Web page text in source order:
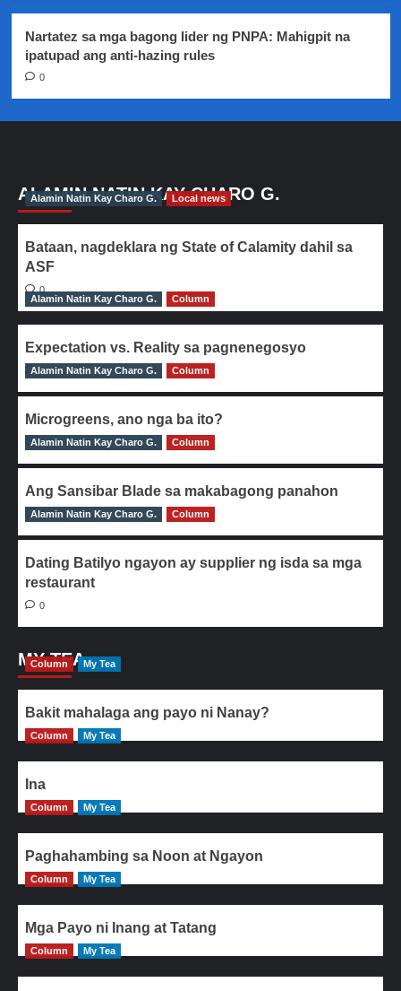
Nartatez sa mga bagong lider ng PNPA: Mahigpit na
ipatupad ang anti-hazing rules
0
ALAMIN NATIN KAY CHARO G.
Alamin Natin Kay Charo G. Local news
Bataan, nagdeklara ng State of Calamity dahil sa
ASF
0
Alamin Natin Kay Charo G.
Column
Expectation vs. Reality sa pagnenegosyo
0
Alamin Natin Kay Charo G. Column
Microgreens, ano nga ba ito?
0
Alamin Natin Kay Charo G. Column
Ang Sansibar Blade sa makabagong panahon
0
Alamin Natin Kay Charo G. Column
Dating Batilyo ngayon ay supplier ng isda sa mga
restaurant
0
MY TEA
Column My Tea
Bakit mahalaga ang payo ni Nanay?
Column My Tea
Ina
Column My Tea
Paghahambing sa Noon at Ngayon
Column My Tea
Mga Payo ni Inang at Tatang
Column My Tea